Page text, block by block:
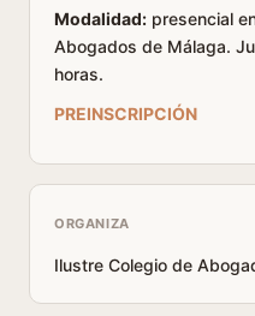
Modalidad: presencial
Abogados de Málaga.
horas.
PREINSCRIPCIÓN
ORGANIZA
Ilustre Colegio de